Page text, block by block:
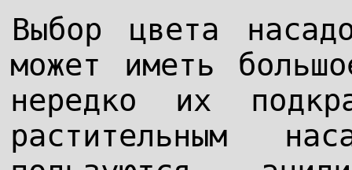
Выбор цвета
может иметь
нередко их
растительным